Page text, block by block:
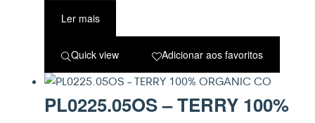
Ler mais
Quick view Adicionar aos favoritos
PL0225.05OS – TERRY 100%